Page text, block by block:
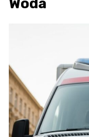
Woda